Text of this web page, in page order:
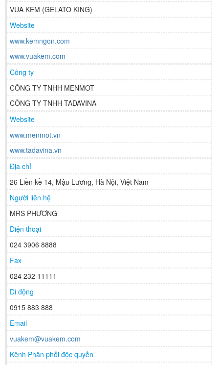
VUA KEM (GELATO KING)
Website
www.kemngon.com
www.vuakem.com
Công ty
CÔNG TY TNHH MENMOT
CÔNG TY TNHH TADAVINA
Website
www.menmot.vn
www.tadavina.vn
Địa chỉ
26 Liền kề 14, Mậu Lương, Hà Nội, Việt Nam
Người liên hệ
MRS PHƯƠNG
Điện thoại
024 3906 8888
Fax
024 232 11111
Di động
0915 883 888
Email
vuakem@vuakem.com
Kênh Phân phối độc quyền